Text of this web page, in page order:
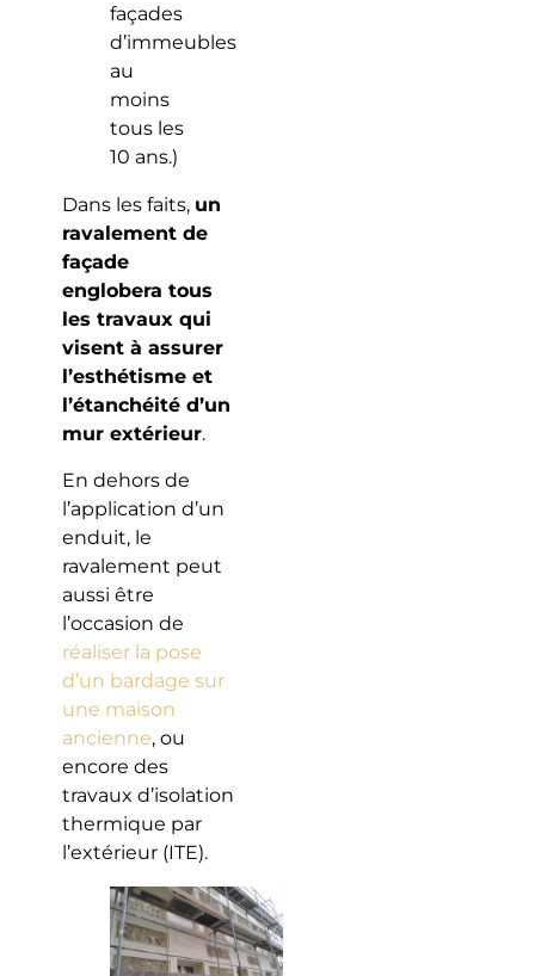
façades
d’immeubles
au
moins
tous les
10 ans.)
Dans les faits, un
ravalement de
façade
englobera tous
les travaux qui
visent à assurer
l’esthétisme et
l’étanchéité d’un
mur extérieur.
En dehors de
l’application d’un
enduit, le
ravalement peut
aussi être
l’occasion de
réaliser la pose
d’un bardage sur
une maison
ancienne, ou
encore des
travaux d’isolation
thermique par
l’extérieur (ITE).